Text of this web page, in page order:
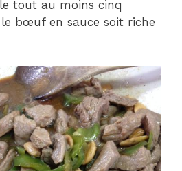
tout au moins cinq
bœuf en sauce soit riche